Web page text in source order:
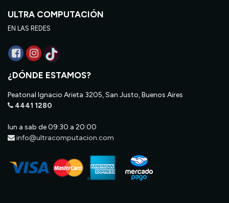
ULTRA COMPUTACIÓN
EN LAS REDES
¿DÓNDE ESTAMOS?
Peatonal Ignacio Arieta 3205, San Justo, Buenos Aires
4441 1280
lun a sab de 09:30 a 20:00
info@ultracomputacion.com